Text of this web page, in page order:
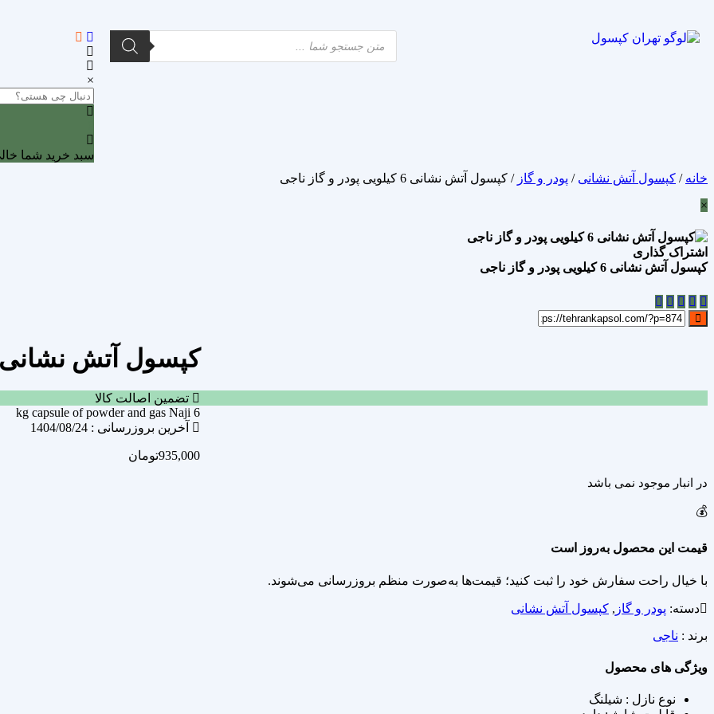
×
سبد خرید شما
خانه / کپسول آتش نشانی / پودر و گاز / کپسول آتش نشانی 6 کیلویی پودر و گاز ناجی
×
اشتراک گذاری
کپسول آتش نشانی 6 کیلویی پودر و گاز ناجی
اشتراک گذاری
کپسول آتش نشانی 6 کیلویی پودر و گاز
تضمین اصالت کالا
6 kg capsule of powder and gas Naji
آخرین بروزرسانی : 1404/08/24
935,000تومان
در انبار موجود نمی باشد
💰
قیمت این محصول به‌روز است
با خیال راحت سفارش خود را ثبت کنید؛ قیمت‌ها به‌صورت منظم بروزرسانی می‌شوند.
دسته: پودر و گاز , کپسول آتش نشانی
برند : ناجی
ویژگی های محصول
نوع نازل : شیلنگ